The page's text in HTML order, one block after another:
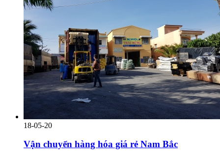
18-05-20
Vận chuyển hàng hóa giá rẻ Nam Bắc